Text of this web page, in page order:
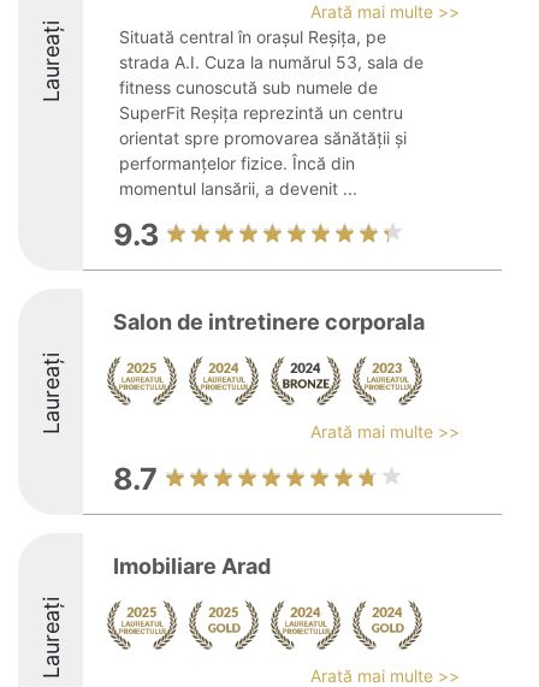
Laureați
Arată mai multe >>
Situată central în orașul Reșița, pe
strada A.I. Cuza la numărul 53, sala de
fitness cunoscută sub numele de
SuperFit Reșița reprezintă un centru
orientat spre promovarea sănătății și
performanțelor fizice. Încă din
momentul lansării, a devenit ...
9.3
Laureați
Salon de intretinere corporala
Arată mai multe >>
8.7
Laureați
Imobiliare Arad
Arată mai multe >>